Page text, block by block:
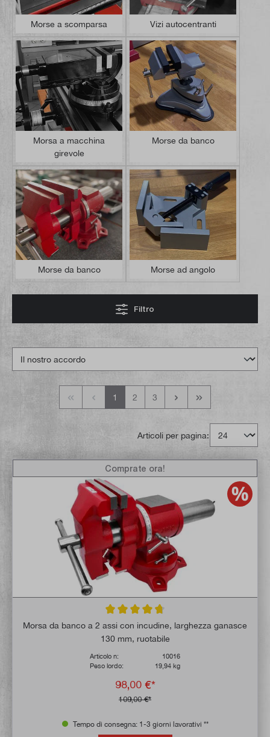
Morse a scomparsa Vizi autocentranti
Morsa a macchina
girevole
Morse da banco
Morse da banco Morse ad angolo
Filtro
1 2 3
Articoli per pagina:
Valutazione media di 4.8 su 5 stelle
Morsa da banco a 2 assi con incudine, larghezza ganasce
130 mm, ruotabile
Articolo n:
10016
Peso lordo:
19,94 kg
98,00 €*
109,00 €*
Comprate ora!
Tempo di consegna: 1-3 giorni lavorativi **